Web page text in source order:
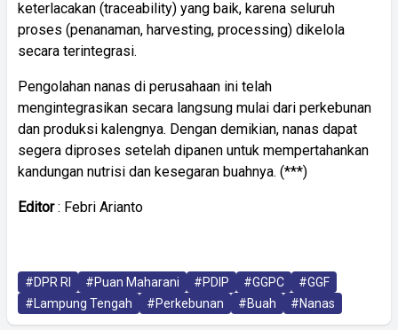
keterlacakan (traceability) yang baik, karena seluruh
proses (penanaman, harvesting, processing) dikelola
secara terintegrasi.
Pengolahan nanas di perusahaan ini telah
mengintegrasikan secara langsung mulai dari perkebunan
dan produksi kalengnya. Dengan demikian, nanas dapat
segera diproses setelah dipanen untuk mempertahankan
kandungan nutrisi dan kesegaran buahnya. (***)
Editor: Febri Arianto
#DPR RI #Puan Maharani #PDIP #GGPC
#GGF
#Lampung Tengah
#Perkebunan #Buah #Nanas